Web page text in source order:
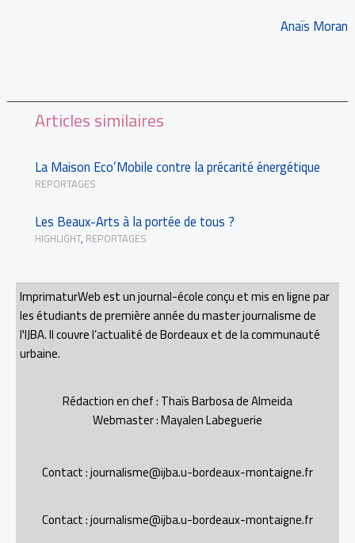
Anaïs Moran
Articles similaires
La Maison Eco’Mobile contre la précarité énergétique
REPORTAGES
Les Beaux-Arts à la portée de tous ?
HIGHLIGHT, REPORTAGES
ImprimaturWeb est un journal-école conçu et mis en ligne par
les étudiants de première année du master journalisme de
l'IJBA. Il couvre l’actualité de Bordeaux et de la communauté
urbaine.
Rédaction en chef : Thaïs Barbosa de Almeida
Webmaster : Mayalen Labeguerie
Contact : journalisme@ijba.u-bordeaux-montaigne.fr
Contact : journalisme@ijba.u-bordeaux-montaigne.fr